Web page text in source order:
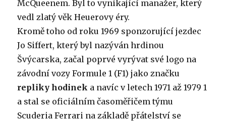
McQueenem. Byl to vynikající manažer, který
vedl zlatý věk Heuerovy éry.
Kromě toho od roku 1969 sponzorující jezdec
Jo Siffert, který byl nazýván hrdinou
Švýcarska, začal poprvé vyrývat své logo na
závodní vozy Formule 1 (F1) jako značku
repliky hodinek a navíc v letech 1971 až 1979 1
a stal se oficiálním časoměřičem týmu
Scuderia Ferrari na základě přátelství se